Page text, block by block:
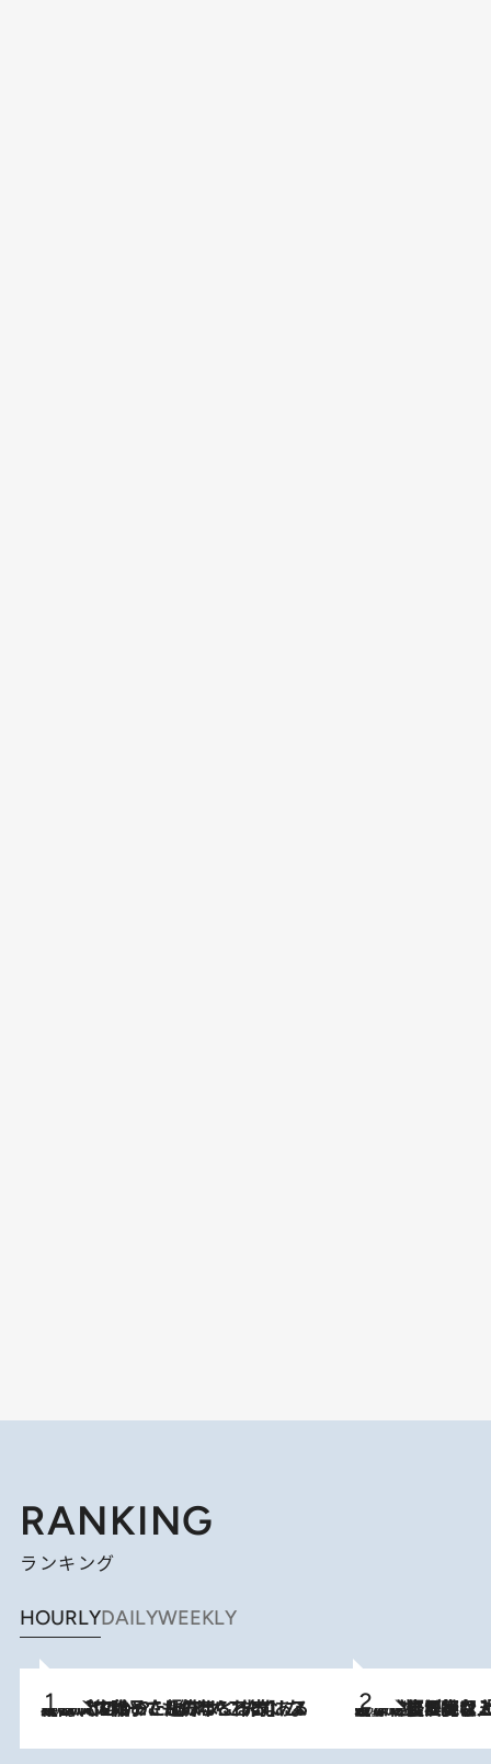
RANKING
ランキング
HOURLYDAILYWEEKLY
2026.8.5
【阿川佐和子さんの年とる力】なぜ70代で始めた趣味は“こんなに楽しい”のか？ ピアノ、俳句…スランプに陥っても続けられる“ある秘訣”とは 2026.8.5
【なぜ吉沢亮は「気配を消せる」のか？】興行収入208億の『国宝』を経て挑むミュージカル『ディア・エヴァン・ハンセン』。トップ俳優が舞台上でさらけ出した“孤独”とは